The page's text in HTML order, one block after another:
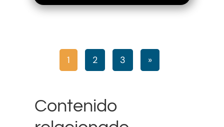
1 2 3 »
Contenido